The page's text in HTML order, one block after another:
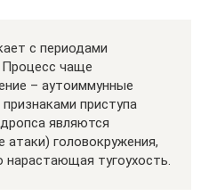
с периодами
Процесс чаще
– аутоиммунные
приступа
являются
атаки) головокружения,
нарастающая тугоухость.